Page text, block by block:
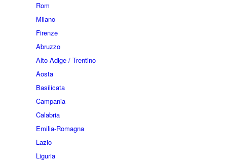
Rom
Milano
Firenze
Abruzzo
Alto Adige / Trentino
Aosta
Basilicata
Campania
Calabria
Emilia-Romagna
Lazio
Liguria